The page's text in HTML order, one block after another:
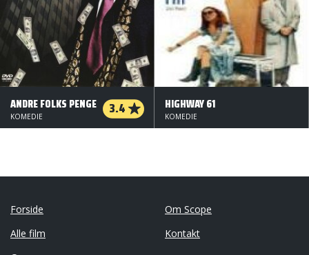
ANDRE FOLKS PENGE 3.4
KOMEDIE
HIGHWAY 61
KOMEDIE
Forside
Alle film
Om Scope
Kontakt